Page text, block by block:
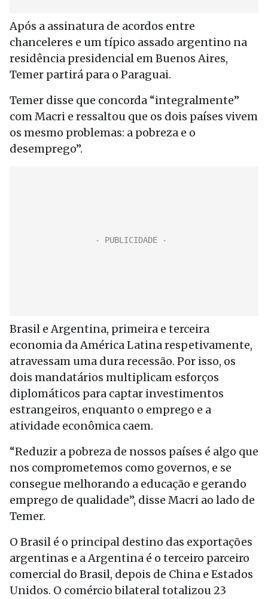
Após a assinatura de acordos entre
chanceleres e um típico assado argentino na
residência presidencial em Buenos Aires,
Temer partirá para o Paraguai.
Temer disse que concorda “integralmente”
com Macri e ressaltou que os dois países vivem
os mesmo problemas: a pobreza e o
desemprego”.
Brasil e Argentina, primeira e terceira
economia da América Latina respetivamente,
atravessam uma dura recessão. Por isso, os
dois mandatários multiplicam esforços
diplomáticos para captar investimentos
estrangeiros, enquanto o emprego e a
atividade econômica caem.
“Reduzir a pobreza de nossos países é algo que
nos comprometemos como governos, e se
consegue melhorando a educação e gerando
emprego de qualidade”, disse Macri ao lado de
Temer.
O Brasil é o principal destino das exportações
argentinas e a Argentina é o terceiro parceiro
comercial do Brasil, depois de China e Estados
Unidos. O comércio bilateral totalizou 23